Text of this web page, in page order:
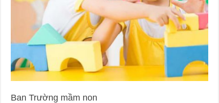
Ban Trường mầm non